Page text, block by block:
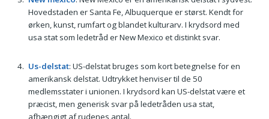
Hovedstaden er Santa Fe, Albuquerque er størst. Kendt for
ørken, kunst, rumfart og blandet kulturarv. I krydsord med
usa stat som ledetråd er New Mexico et distinkt svar.
Us-delstat: US-delstat bruges som kort betegnelse for en
amerikansk delstat. Udtrykket henviser til de 50
medlemsstater i unionen. I krydsord kan US-delstat være et
præcist, men generisk svar på ledetråden usa stat,
afhængigt af rudenes antal.